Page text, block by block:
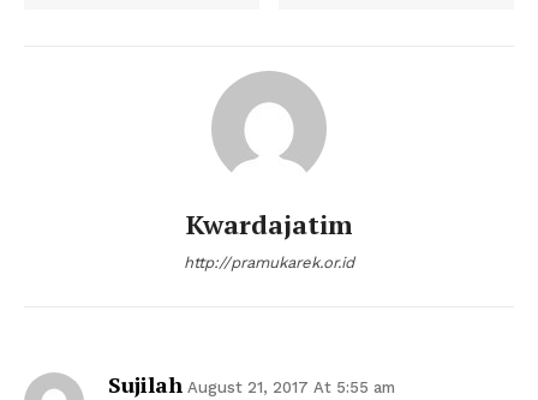
Kwardajatim
http://pramukarek.or.id
Sujilah August 21, 2017 At 5:55 am